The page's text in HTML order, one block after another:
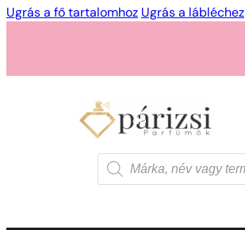
Ugrás a fő tartalomhoz Ugrás a lábléchez
1 - 3 db
Products
search